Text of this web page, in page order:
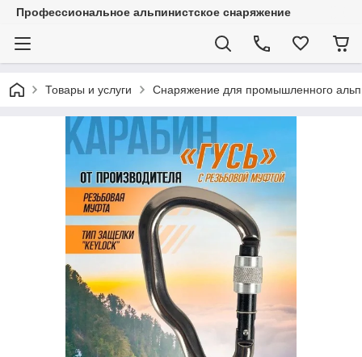
Профессиональное альпинистское снаряжение
Товары и услуги Снаряжение для промышленного